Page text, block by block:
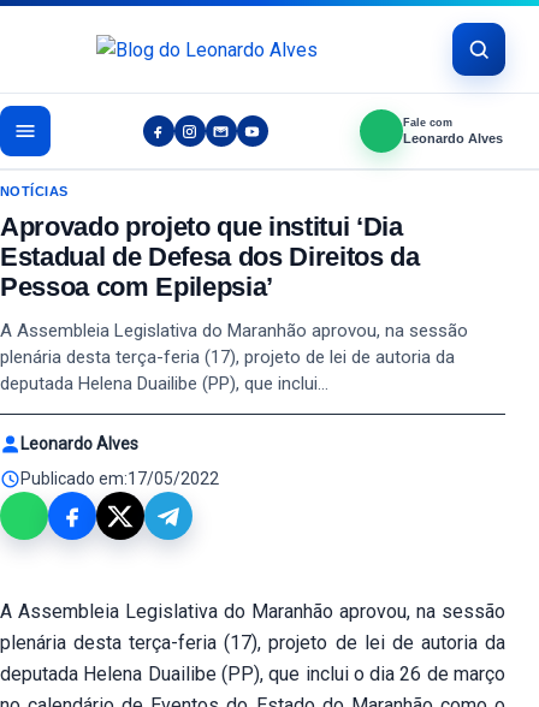
Pular para o conteúdo
Fale com
Leonardo Alves
NOTÍCIAS
Aprovado projeto que institui ‘Dia
Estadual de Defesa dos Direitos da
Pessoa com Epilepsia’
A Assembleia Legislativa do Maranhão aprovou, na sessão
plenária desta terça-feria (17), projeto de lei de autoria da
deputada Helena Duailibe (PP), que inclui…
Leonardo Alves
Publicado em:17/05/2022
A Assembleia Legislativa do Maranhão aprovou, na sessão
plenária desta terça-feria (17), projeto de lei de autoria da
deputada Helena Duailibe (PP), que inclui o dia 26 de março